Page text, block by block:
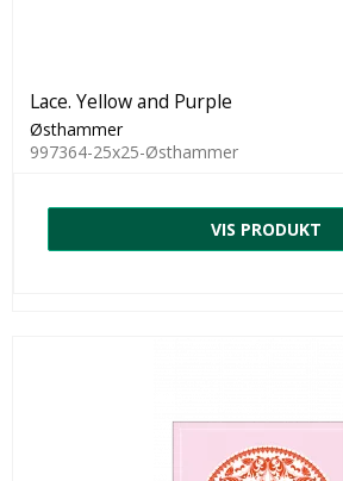
Lace. Yellow and Purple
Østhammer
997364-25x25-Østhammer
VIS PRODUKT